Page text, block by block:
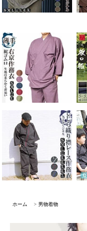
ホーム > 男物着物